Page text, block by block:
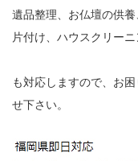
遺品整理、お仏壇の供
片付け、ハウスクリー
も対応しますので、お
せ下さい。